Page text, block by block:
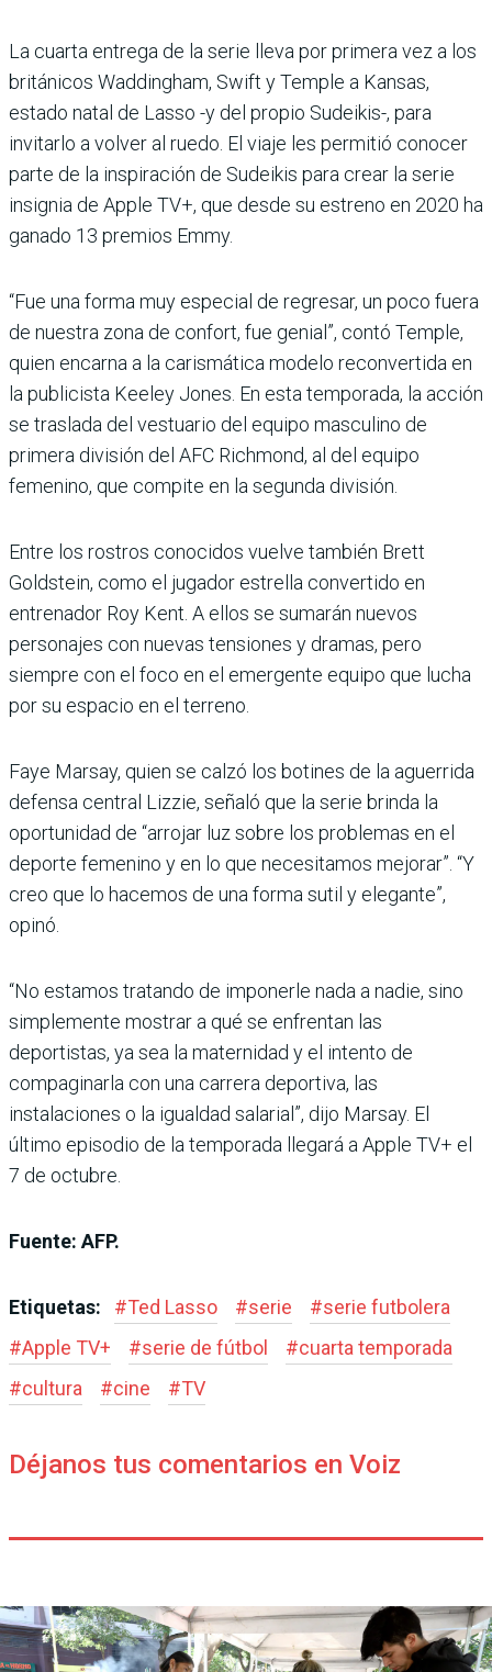
La cuarta entrega de la serie lleva por primera vez a los
británicos Waddingham, Swift y Temple a Kansas,
estado natal de Lasso -y del propio Sudeikis-, para
invitarlo a volver al ruedo. El viaje les permitió conocer
parte de la inspiración de Sudeikis para crear la serie
insignia de Apple TV+, que desde su estreno en 2020 ha
ganado 13 premios Emmy.
“Fue una forma muy especial de regresar, un poco fuera
de nuestra zona de confort, fue genial”, contó Temple,
quien encarna a la carismática modelo reconvertida en
la publicista Keeley Jones. En esta temporada, la acción
se traslada del vestuario del equipo masculino de
primera división del AFC Richmond, al del equipo
femenino, que compite en la segunda división.
Entre los rostros conocidos vuelve también Brett
Goldstein, como el jugador estrella convertido en
entrenador Roy Kent. A ellos se sumarán nuevos
personajes con nuevas tensiones y dramas, pero
siempre con el foco en el emergente equipo que lucha
por su espacio en el terreno.
Faye Marsay, quien se calzó los botines de la aguerrida
defensa central Lizzie, señaló que la serie brinda la
oportunidad de “arrojar luz sobre los problemas en el
deporte femenino y en lo que necesitamos mejorar”. “Y
creo que lo hacemos de una forma sutil y elegante”,
opinó.
“No estamos tratando de imponerle nada a nadie, sino
simplemente mostrar a qué se enfrentan las
deportistas, ya sea la maternidad y el intento de
compaginarla con una carrera deportiva, las
instalaciones o la igualdad salarial”, dijo Marsay. El
último episodio de la temporada llegará a Apple TV+ el
7 de octubre.
Fuente: AFP.
Etiquetas: #Ted Lasso #serie #serie futbolera
#Apple TV+ #serie de fútbol #cuarta temporada
#cultura #cine #TV
Déjanos tus comentarios en Voiz